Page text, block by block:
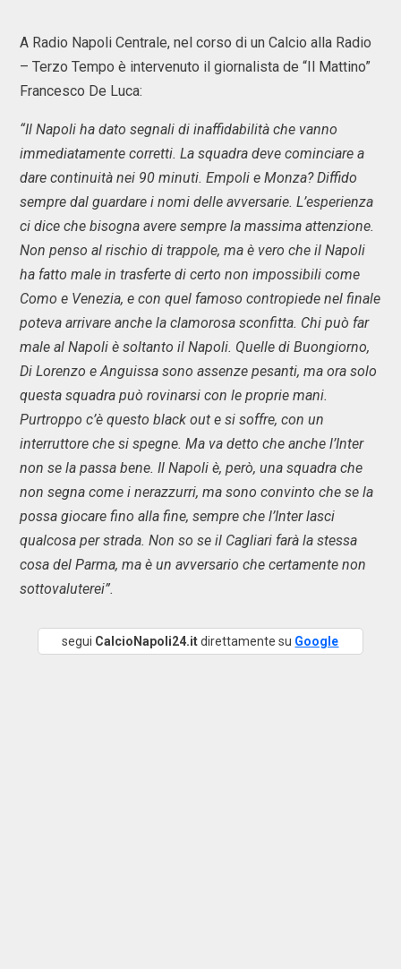
A Radio Napoli Centrale, nel corso di un Calcio alla Radio
– Terzo Tempo è intervenuto il giornalista de “Il Mattino”
Francesco De Luca:
“Il Napoli ha dato segnali di inaffidabilità che vanno
immediatamente corretti. La squadra deve cominciare a
dare continuità nei 90 minuti. Empoli e Monza? Diffido
sempre dal guardare i nomi delle avversarie. L’esperienza
ci dice che bisogna avere sempre la massima attenzione.
Non penso al rischio di trappole, ma è vero che il Napoli
ha fatto male in trasferte di certo non impossibili come
Como e Venezia, e con quel famoso contropiede nel finale
poteva arrivare anche la clamorosa sconfitta. Chi può far
male al Napoli è soltanto il Napoli. Quelle di Buongiorno,
Di Lorenzo e Anguissa sono assenze pesanti, ma ora solo
questa squadra può rovinarsi con le proprie mani.
Purtroppo c’è questo black out e si soffre, con un
interruttore che si spegne. Ma va detto che anche l’Inter
non se la passa bene. Il Napoli è, però, una squadra che
non segna come i nerazzurri, ma sono convinto che se la
possa giocare fino alla fine, sempre che l’Inter lasci
qualcosa per strada. Non so se il Cagliari farà la stessa
cosa del Parma, ma è un avversario che certamente non
sottovaluterei”.
segui CalcioNapoli24.itdirettamente su Google